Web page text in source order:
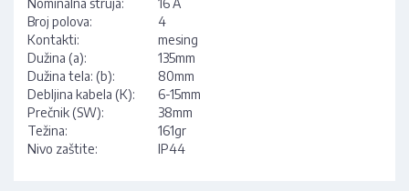
Nominalna struja:
16 A
Broj polova:
4
Kontakti:
mesing
Dužina (a):
135mm
Dužina tela: (b):
80mm
Debljina kabela (K):
6-15mm
Prečnik (SW):
38mm
Težina:
161gr
Nivo zaštite:
IP44